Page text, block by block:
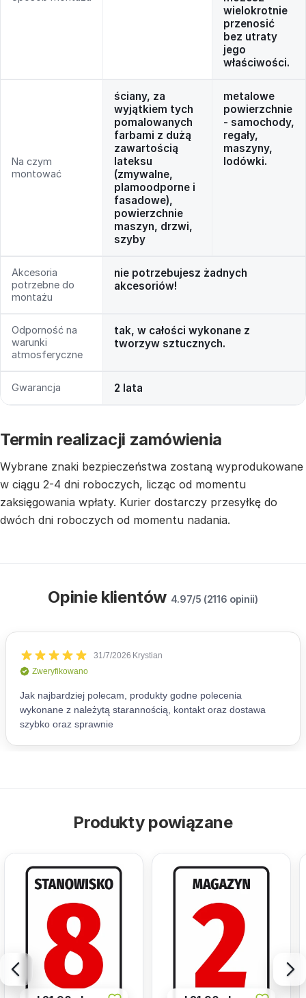
wielokrotnie
przenosić
bez utraty
jego
właściwości.
Na czym
montować
ściany, za
wyjątkiem tych
pomalowanych
farbami z dużą
zawartością
lateksu
(zmywalne,
plamoodporne i
fasadowe),
powierzchnie
maszyn, drzwi,
szyby
metalowe
powierzchnie
- samochody,
regały,
maszyny,
lodówki.
Akcesoria
potrzebne do
montażu
nie potrzebujesz żadnych
akcesoriów!
Odporność na
warunki
atmosferyczne
tak, w całości wykonane z
tworzyw sztucznych.
Gwarancja 2 lata
Termin realizacji zamówienia
Wybrane znaki bezpieczeństwa zostaną wyprodukowane
w ciągu 2-4 dni roboczych, licząc od momentu
zaksięgowania wpłaty. Kurier dostarczy przesyłkę do
dwóch dni roboczych od momentu nadania.
Opinie klientów 4.97/5 (2116 opinii)
Produkty powiązane